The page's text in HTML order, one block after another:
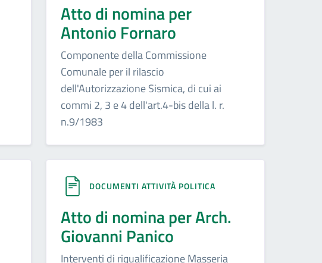
Atto di nomina per
Antonio Fornaro
Componente della Commissione
Comunale per il rilascio
dell'Autorizzazione Sismica, di cui ai
commi 2, 3 e 4 dell'art.4-bis della l. r.
n.9/1983
DOCUMENTI ATTIVITÀ POLITICA
Atto di nomina per Arch.
Giovanni Panico
Interventi di riqualificazione Masseria